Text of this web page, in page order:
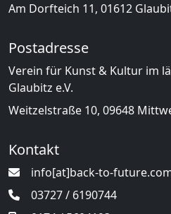
Am Dorfteich 11, 01612
Postadresse
Verein für Kunst & Kultur im
Glaubitz e.V.
Weitzelstraße 10, 09648
Kontakt
info[at]back-to-
03727 / 6190744